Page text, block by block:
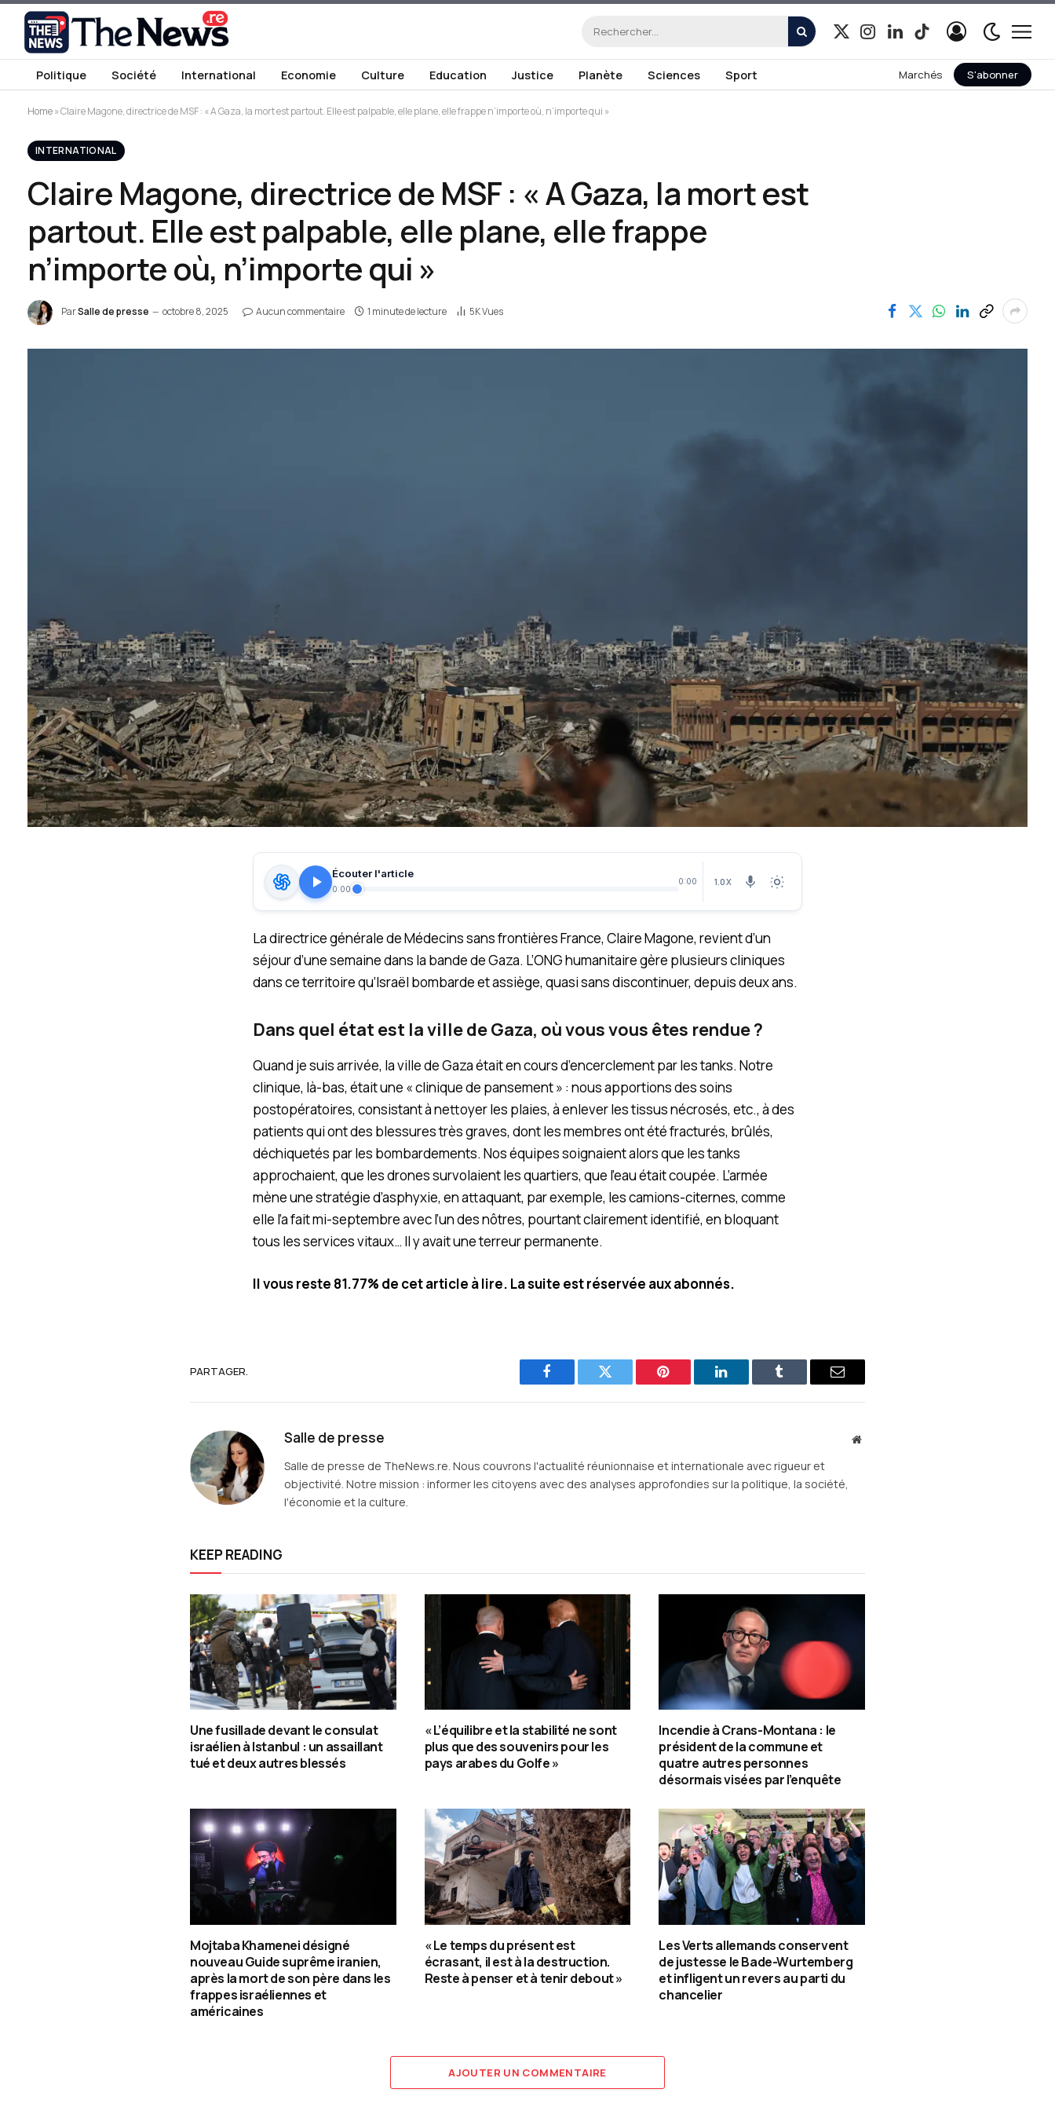
X
Instagram
LinkedInTikTok
Politique Société International Economie Culture Education Justice Planète Sciences Sport Marchés S'abonner
Home»Claire Magone, directrice de MSF : « A Gaza, la mort est partout. Elle est palpable, elle plane, elle frappe n’importe où, n’importe qui »
INTERNATIONAL
Claire Magone, directrice de MSF : « A Gaza, la mort est
partout. Elle est palpable, elle plane, elle frappe
n’importe où, n’importe qui »
ParSalle de presse octobre 8, 2025 Aucun commentaire 1 minute de lecture 5KVues
Écouter l'article
0:00
0:00 1.0X
La directrice générale de Médecins sans frontières France, Claire Magone, revient d’un
séjour d’une semaine dans la bande de Gaza. L’ONG humanitaire gère plusieurs cliniques
dans ce territoire qu’Israël bombarde et assiège, quasi sans discontinuer, depuis deux ans.
Dans quel état est la ville de Gaza, où vous vous êtes rendue ?
Quand je suis arrivée, la ville de Gaza était en cours d’encerclement par les tanks. Notre
clinique, là-bas, était une « clinique de pansement » : nous apportions des soins
postopératoires, consistant à nettoyer les plaies, à enlever les tissus nécrosés, etc., à des
patients qui ont des blessures très graves, dont les membres ont été fracturés, brûlés,
déchiquetés par les bombardements. Nos équipes soignaient alors que les tanks
approchaient, que les drones survolaient les quartiers, que l’eau était coupée. L’armée
mène une stratégie d’asphyxie, en attaquant, par exemple, les camions-citernes, comme
elle l’a fait mi-septembre avec l’un des nôtres, pourtant clairement identifié, en bloquant
tous les services vitaux… Il y avait une terreur permanente.
Il vous reste 81.77% de cet article à lire. La suite est réservée aux abonnés.
PARTAGER.
Facebook Twitter Pinterest LinkedIn Tumblr
E-
Salle de presse
Site
Salle de presse de TheNews.re. Nous couvrons l'actualité réunionnaise et internationale avec rigueur et
objectivité. Notre mission : informer les citoyens avec des analyses approfondies sur la politique, la société,
l'économie et la culture.
KEEP READING
Une fusillade devant le consulat
israélien à Istanbul : un assaillant
tué et deux autres blessés
« L’équilibre et la stabilité ne sont
plus que des souvenirs pour les
pays arabes du Golfe »
Incendie à Crans-Montana : le
président de la commune et
quatre autres personnes
désormais visées par l’enquête
Mojtaba Khamenei désigné
nouveau Guide suprême iranien,
après la mort de son père dans les
frappes israéliennes et
américaines
« Le temps du présent est
écrasant, il est à la destruction.
Reste à penser et à tenir debout »
Les Verts allemands conservent
de justesse le Bade-Wurtemberg
et infligent un revers au parti du
chancelier
AJOUTER UN COMMENTAIRE